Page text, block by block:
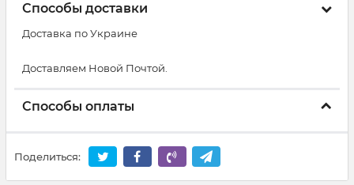
Способы доставки
Доставка по Украине
Доставляем Новой Почтой.
Способы оплаты
Поделиться: